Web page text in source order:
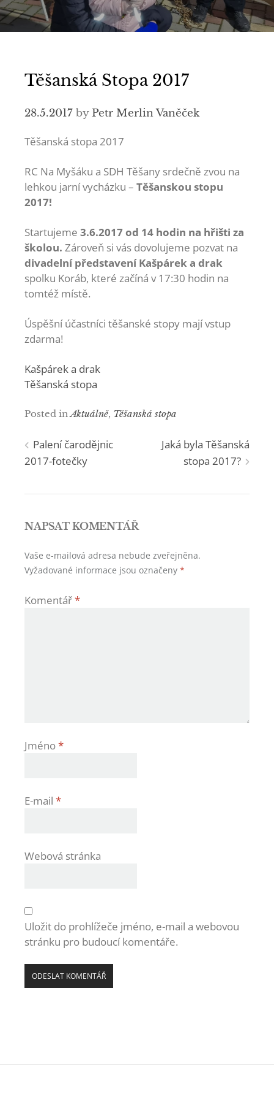
Těšanská Stopa 2017
28.5.2017 byPetr Merlin Vaněček
Těšanská stopa 2017
RC Na Myšáku a SDH Těšany srdečně zvou na
lehkou jarní vycházku – Těšanskou stopu
2017!
Startujeme 3.6.2017 od 14 hodin na hřišti za
školou. Zároveň si vás dovolujeme pozvat na
divadelní představení Kašpárek a drak
spolku Koráb, které začíná v 17:30 hodin na
tomtéž místě.
Úspěšní účastníci těšanské stopy mají vstup
zdarma!
Kašpárek a drak
Těšanská stopa
Posted inAktuálně, Těšanská stopa
Navigace
příspěvek
Palení čarodějnic
2017-fotečky
Jaká byla Těšanská
stopa 2017?
NAPSAT KOMENTÁŘ
Vaše e-mailová adresa nebude zveřejněna.
Vyžadované informace jsou označeny *
Komentář*
Jméno*
E-mail *
Webová stránka
Uložit do prohlížeče jméno, e-mail a webovou
stránku pro budoucí komentáře.